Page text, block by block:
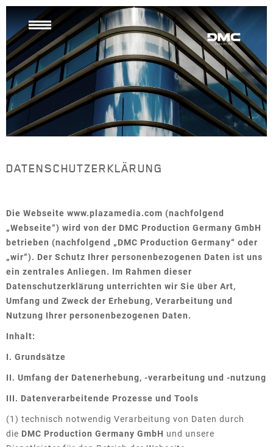
DATENSCHUTZERKLÄRUNG
Die Webseite www.plazamedia.com (nachfolgend
„Webseite“) wird von der DMC Production Germany GmbH
betrieben (nachfolgend „DMC Production Germany“ oder
„wir“). Der Schutz Ihrer personenbezogenen Daten ist uns
ein zentrales Anliegen. Im Rahmen dieser
Datenschutzerklärung unterrichten wir Sie über Art,
Umfang und Zweck der Erhebung, Verarbeitung und
Nutzung Ihrer personenbezogenen Daten.
Inhalt:
I. Grundsätze
II. Umfang der Datenerhebung, -verarbeitung und -nutzung
III. Datenverarbeitende Prozesse und Tools
(1) technisch notwendig Verarbeitung von Daten durch
die DMC Production Germany GmbH und unsere
LEISTUNGEN
Studios
Production
Services
&
Media
Digitale
Events
Beratung
briX|woRk.studio
UNTERNEHMEN
Profil
Nachhaltigkeit
Management
REFERENZEN
Unsere
Kund:innen
Cases
News
Studios
Media Services
Digitale Events
Beratung
briX|woRk.studio
UNTERNEHMEN
Nachhaltigkeit